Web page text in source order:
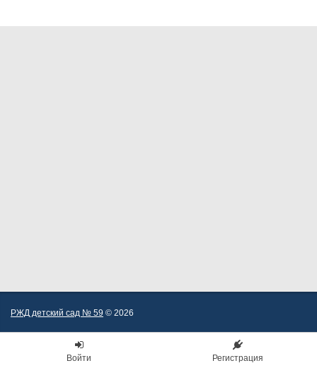
РЖД детский сад № 59 © 2026
Войти Регистрация